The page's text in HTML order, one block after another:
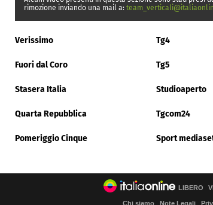
rimozione inviando una mail a:
Verissimo Tg4
Fuori dal Coro Tg5
Stasera Italia Studioaperto
Quarta Repubblica Tgcom24
Pomeriggio Cinque Sport
LIBERO
Chi siamo Note Legali